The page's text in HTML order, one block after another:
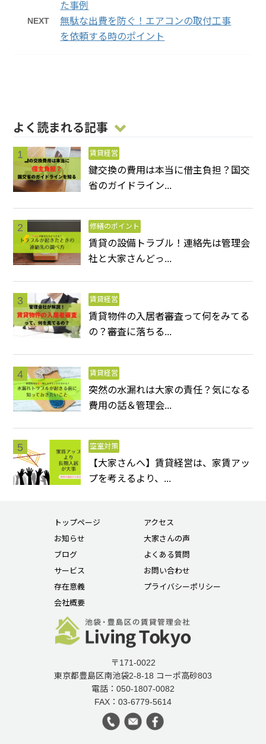
た事例
NEXT
無駄な出費を防ぐ！エアコンの取付工事
を依頼する時のポイント
よく読まれる記事
賃貸経営
鍵交換の費用は本当に借主負担？国交
省のガイドライン...
修繕のポイント
賃貸の設備トラブル！連絡先は管理会
社と大家さんどっ...
賃貸経営
賃貸物件の入居者審査って何をみてる
の？審査に落ちる...
賃貸経営
突然の水漏れは大家の責任？気になる
費用の話＆管理会...
空室対策
【大家さんへ】賃貸経営は、家賃アッ
プを考えるより、...
トップページ
お知らせ
ブログ
サービス
存在意義
会社概要
アクセス
大家さんの声
よくある質問
お問い合わせ
プライバシーポリシー
〒171-0022
東京都豊島区南池袋2-8-18 コーポ高砂803
電話：050-1807-0082
FAX：03-6779-5614